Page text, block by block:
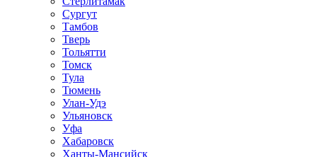
Сургут
Тамбов
Тверь
Тольятти
Томск
Тула
Тюмень
Улан-Удэ
Ульяновск
Уфа
Хабаровск
Ханты-Мансийск